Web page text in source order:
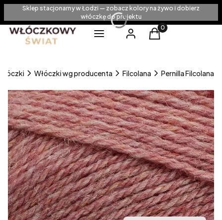
Sklep stacjonarny w Łodzi — zobacz kolory na żywo i dobierz
włóczkę do projektu
Menu
Zaloguj sięProdukty w
Koszyk
Włóczki wg producenta Filcolana Pernilla Filcolana